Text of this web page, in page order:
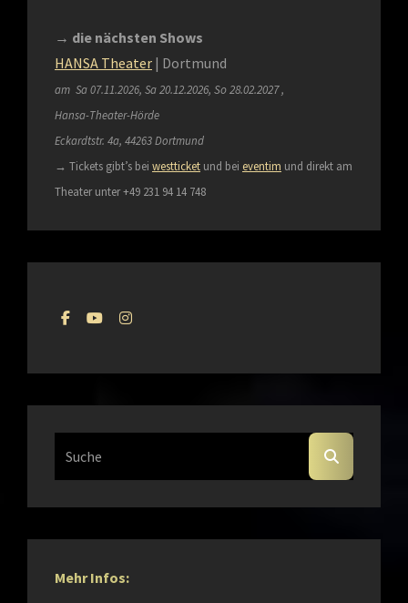
→ die nächsten Shows
HANSA Theater | Dortmund
am Sa 07.11.2026, Sa20.12.2026, So 28.02.2027 ,
Hansa-Theater-Hörde
Eckardtstr. 4a, 44263 Dortmund
→ Tickets gibt’s bei westticket und bei eventim und direkt am
Theater unter +49 231 94 14 748
facebookYouTubeInstagram
Mehr Infos: